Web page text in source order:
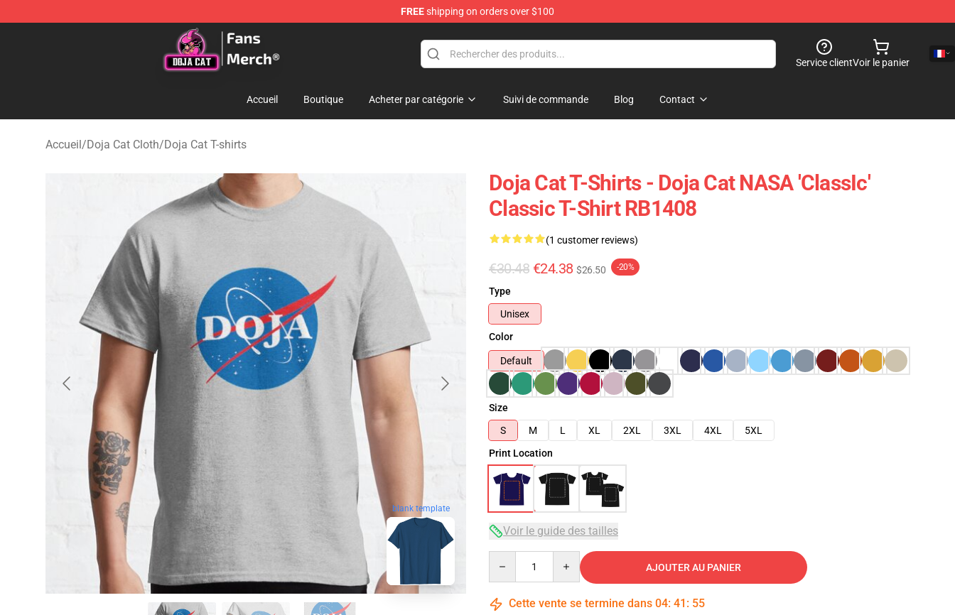
FREEshipping on orders over $100
Doja Cat Store - Official Doja Cat Merchandise Shop
Service clientVoir le panier
Accueil Boutique Acheter par catégorie Suivi de commande Blog Contact
Accueil/Doja Cat Cloth/Doja Cat T-shirts
blank template
Doja Cat T-Shirts - Doja Cat NASA 'classIc'
Classic T-Shirt RB1408
(1 customer reviews)
€30.48 €24.38 $26.50 -20%
Type
Unisex
Color
Default
Size
S
M L XL 2XL 3XL 4XL
5XL
Print Location
Voir le guide des tailles
AJOUTER AU PANIER
Cette vente se termine dans 04: 41 : 54